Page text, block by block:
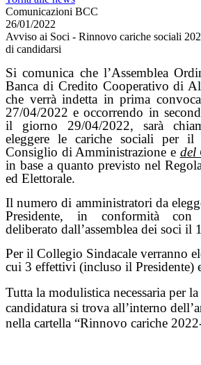
Comunicazioni BCC
26/01/2022
Avviso ai Soci - Rinnovo cariche sociali
di candidarsi
Si comunica che l’Assemblea
Banca di Credito Cooperativo di
che verrà indetta in prima
27/04/2022 e occorrendo in
il giorno 29/04/2022, sarà
eleggere le cariche sociali per il
Consiglio di Amministrazione e del
in base a quanto previsto nel
ed Elettorale.
Il numero di amministratori da
Presidente, in conformità con
deliberato dall’assemblea dei soci il
Per il Collegio Sindacale verranno
cui 3 effettivi (incluso il Presidente)
Tutta la modulistica necessaria per
candidatura si trova all’interno
nella cartella “Rinnovo cariche